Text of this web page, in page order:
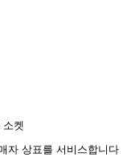
켓
자 상표를 서비스합니다